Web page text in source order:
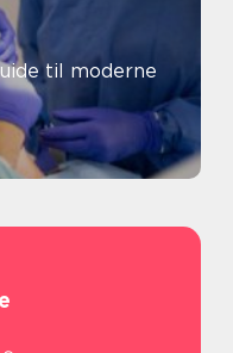
til moderne